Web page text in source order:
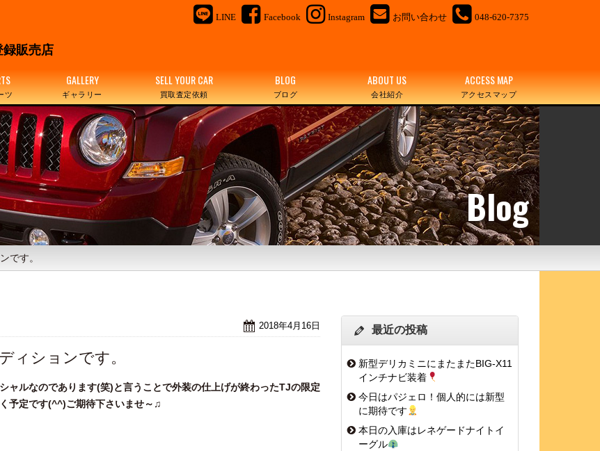
LINE Facebook Instagram お問い合わせ 048-620-7375
録販売店
ツ
GALLERY
ギャラリー
SELL YOUR CAR
買取査定依頼
BLOG
ブログ
ABOUT US
会社紹介
ACCESS MAP
アクセスマップ
Blog
です。
2018年4月16日
ィションです。
ャルなのであります(笑)と言うことで外装の仕上げが終わったTJの限定
予定です(^^)ご期待下さいませ～♫
最近の投稿
新型デリカミニにまたまたBIG-X11
インチナビ装着
今日はパジェロ！個人的には新型
に期待です
本日の入庫はレネゲードナイトイ
ーグル